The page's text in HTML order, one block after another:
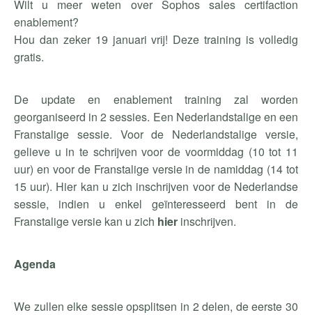
Wilt u meer weten over Sophos sales certifaction
enablement?
Hou dan zeker 19 januari vrij! Deze training is volledig
gratis.
De update en enablement training zal worden
georganiseerd in 2 sessies. Een Nederlandstalige en een
Franstalige sessie. Voor de Nederlandstalige versie,
gelieve u in te schrijven voor de voormiddag (10 tot 11
uur) en voor de Franstalige versie in de namiddag (14 tot
15 uur). Hier kan u zich inschrijven voor de Nederlandse
sessie, indien u enkel geïnteresseerd bent in de
Franstalige versie kan u zich hier inschrijven.
Agenda
We zullen elke sessie opsplitsen in 2 delen, de eerste 30